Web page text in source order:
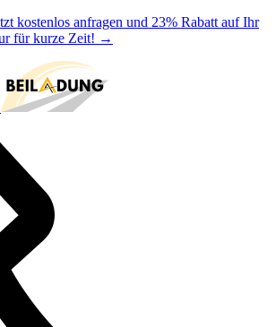
kostenlos anfragen und 23% Rabatt auf Ihr
für kurze Zeit! →